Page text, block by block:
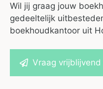
Wil jij graag jouw
gedeeltelijk
boekhoudkantoor uit
Vraag